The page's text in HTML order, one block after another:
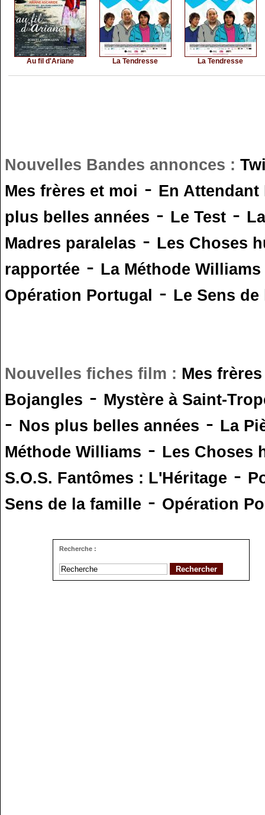
Au fil d'Ariane La Tendresse La Tendresse
Nouvelles Bandes annonces :
Mes frères et moi - En
plus belles années - Le Test -
Madres paralelas - Les Choses
rapportée - La Méthode Williams
Opération Portugal - Le Sens
Nouvelles fiches film : Mes
Bojangles - Mystère à Saint-
- Nos plus belles années - La
Méthode Williams - Les Choses
S.O.S. Fantômes : L'Héritage -
Sens de la famille - Opération
Recherche :